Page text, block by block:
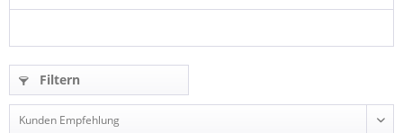
Filtern